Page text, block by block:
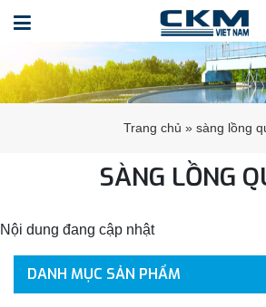
Trang chủ » sàng lồng
SÀNG LỒNG
Nội dung đang cập nhật
DANH MỤC SẢN PHẨM